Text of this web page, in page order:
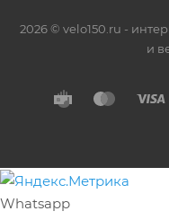
2026 © velo150.ru -
и
Whatsapp